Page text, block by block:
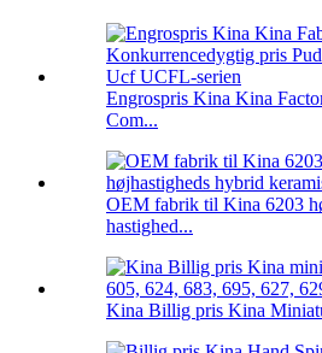
Engrospris Kina Kina
Com...
OEM fabrik til Kina 6203
hastighed...
Kina Billig pris Kina